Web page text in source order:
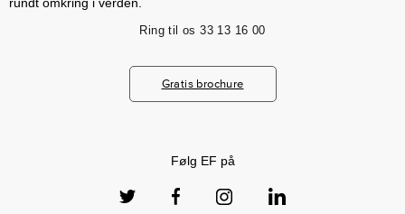
Ring til os 33 13 16 00
Gratis brochure
Følg EF på